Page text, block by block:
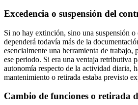
Excedencia o suspensión del
Si no hay extinción, sino una suspensión o
dependerá todavía más de la
esencialmente una herramienta de trabajo,
ese periodo. Si era una ventaja retributiva
autonomía respecto de la actividad diaria,
mantenimiento o retirada estaba previsto
Cambio de funciones o retirada